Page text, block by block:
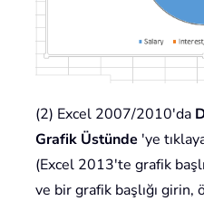
(2) Excel 2007/2010'da
Grafik Üstünde 'ye
(Excel 2013'te grafik
ve bir grafik başlığı